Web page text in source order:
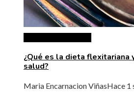
¿Qué es la dieta flexitariana
salud?
Maria Encarnacion ViñasHace 1